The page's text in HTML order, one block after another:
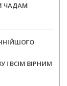
ЧАДАМ
І ВСІМ ВІРНИМ